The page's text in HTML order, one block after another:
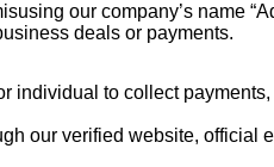
heute einen fundierten
ihr vielfältiges
our company’s name
deals or payments.
individual to collect payments,
our verified website, official